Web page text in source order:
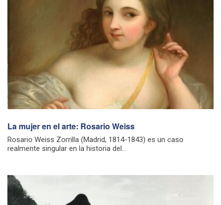
La mujer en el arte: Rosario Weiss
Rosario Weiss Zorrilla (Madrid, 1814-1843) es un caso
realmente singular en la historia del...